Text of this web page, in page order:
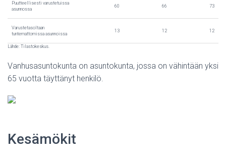
Puutteellisesti varustetuissa
asunnossa
60 66 73
Varustetasoltaan
tuntemattomissa asunnoissa
13 12 12
Lähde: Tilastokeskus.
Vanhusasuntokunta on asuntokunta, jossa on vähintään yksi
65 vuotta täyttänyt henkilö.
Kesämökit